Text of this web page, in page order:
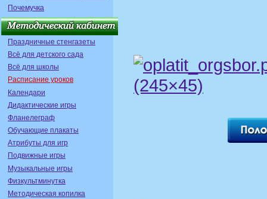
Почемучка
Праздничные стенгазеты
Всё для детского сада
Всё для школы
Расписание уроков
Календари
Дидактические игры
Фланелеграф
Обучающие плакаты
Атрибуты для игр
Подвижные игры
Музыкальные игры
Физкультминутка
Методическая копилка